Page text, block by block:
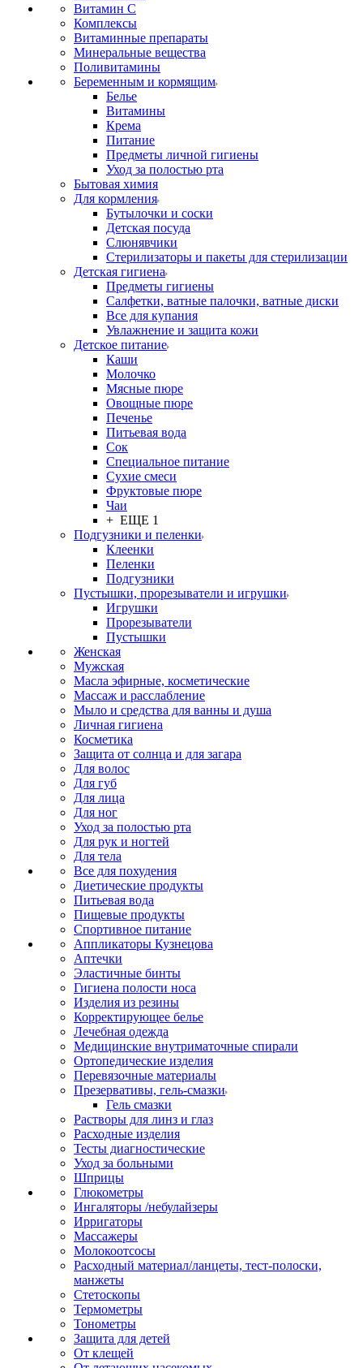
Витамин С
Комплексы
Витаминные препараты
Минеральные вещества
Поливитамины
Беременным и кормящим
Белье
Витамины
Крема
Питание
Предметы личной гигиены
Уход за полостью рта
Бытовая химия
Для кормления
Бутылочки и соски
Детская посуда
Слюнявчики
Стерилизаторы и пакеты для стерилизации
Детская гигиена
Предметы гигиены
Салфетки, ватные палочки, ватные диски
Все для купания
Увлажнение и защита кожи
Детское питание
Каши
Молочко
Мясные пюре
Овощные пюре
Печенье
Питьевая вода
Сок
Специальное питание
Сухие смеси
Фруктовые пюре
Чаи
+ ЕЩЕ 1
Подгузники и пеленки
Клеенки
Пеленки
Подгузники
Пустышки, прорезыватели и игрушки
Игрушки
Прорезыватели
Пустышки
Женская
Мужская
Масла эфирные, косметические
Массаж и расслабление
Мыло и средства для ванны и душа
Личная гигиена
Косметика
Защита от солнца и для загара
Для волос
Для губ
Для лица
Для ног
Уход за полостью рта
Для рук и ногтей
Для тела
Все для похудения
Диетические продукты
Питьевая вода
Пищевые продукты
Спортивное питание
Аппликаторы Кузнецова
Аптечки
Эластичные бинты
Гигиена полости носа
Изделия из резины
Корректирующее белье
Лечебная одежда
Медицинские внутриматочные спирали
Ортопедические изделия
Перевязочные материалы
Презервативы, гель-смазки
Гель смазки
Растворы для линз и глаз
Расходные изделия
Тесты диагностические
Уход за больными
Шприцы
Глюкометры
Ингаляторы /небулайзеры
Ирригаторы
Массажеры
Молокоотсосы
Расходный материал/ланцеты, тест-полоски,
манжеты
Стетоскопы
Термометры
Тонометры
Защита для детей
От клещей